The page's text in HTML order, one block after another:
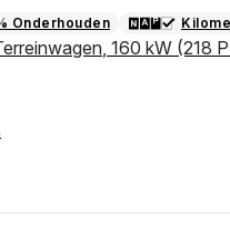
Onderhouden
160 kW (218